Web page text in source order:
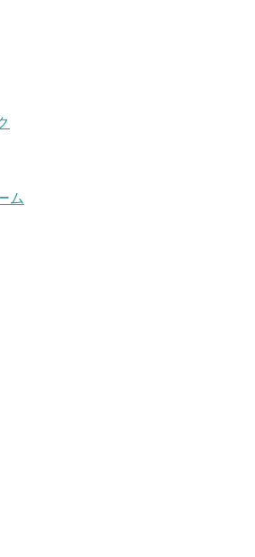
ム